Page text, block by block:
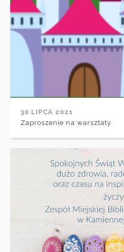
30 LIPCA 2021
Zaproszenie na warsztaty